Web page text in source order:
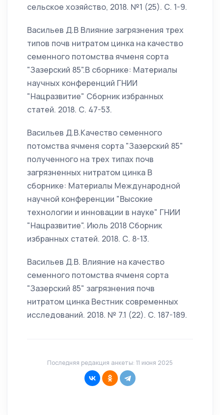
сельское хозяйство, 2018. №1 (25). С. 1-9.
Васильев Д.В Влияние загрязнения трех
типов почв нитратом цинка на качество
семенного потомства ячменя сорта
"Зазерский 85".В сборнике: Материалы
научных конференций ГНИИ
"Нацразвитие" Сборник избранных
статей. 2018. С. 47-53.
Васильев Д.В.Качество семенного
потомства ячменя сорта "Зазерский 85"
полученного на трех типах почв
загрязненных нитратом цинка В
сборнике: Материалы Международной
научной конференции "Высокие
технологии и инновации в науке" ГНИИ
"Нацразвитие". Июль 2018 Сборник
избранных статей. 2018. С. 8-13.
Васильев Д.В. Влияние на качество
семенного потомства ячменя сорта
"Зазерский 85" загрязнения почв
нитратом цинка Вестник современных
исследований. 2018. № 7.1 (22). С. 187-189.
Последняя редакция анкеты: 11 июня 2025